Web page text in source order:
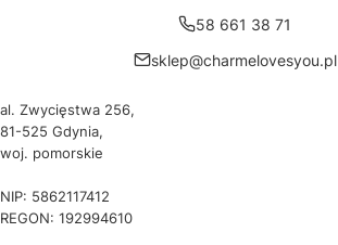
58 661 38 71
sklep@charmelovesyou.pl
al. Zwycięstwa 256,
81-525 Gdynia,
woj. pomorskie
NIP: 5862117412
REGON: 192994610